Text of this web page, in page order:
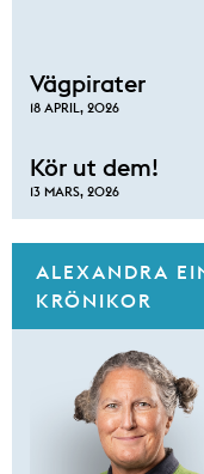
Vägpirater
18 APRIL, 2026
Kör ut dem!
13 MARS, 2026
ALEXANDRA
KRÖNIKOR